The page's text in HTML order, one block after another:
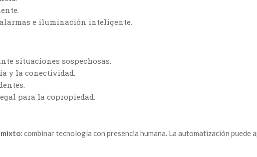
e iluminación inteligente.
situaciones sospechosas.
y la conectividad.
para la copropiedad.
mixto: combinar tecnología con presencia humana. La automatización puede